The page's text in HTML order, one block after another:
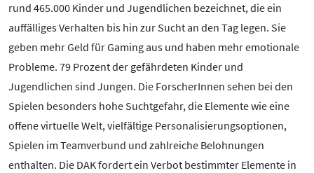
rund 465.000 Kinder und Jugendlichen bezeichnet, die ein
auffälliges Verhalten bis hin zur Sucht an den Tag legen. Sie
geben mehr Geld für Gaming aus und haben mehr emotionale
Probleme. 79 Prozent der gefährdeten Kinder und
Jugendlichen sind Jungen. Die ForscherInnen sehen bei den
Spielen besonders hohe Suchtgefahr, die Elemente wie eine
offene virtuelle Welt, vielfältige Personalisierungsoptionen,
Spielen im Teamverbund und zahlreiche Belohnungen
enthalten. Die DAK fordert ein Verbot bestimmter Elemente in
Online-Game
Presse
Mediathek
Mediencoaches
Materialien
Medienquiz
Newsletter